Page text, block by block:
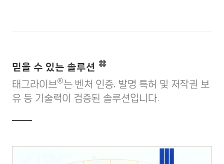
믿을 수 있는 솔루션
태그라이브®는 벤처 인증, 발명 특허 및 저작권 보
유 등 기술력이 검증된 솔루션입니다.